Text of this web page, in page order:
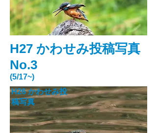
H27 かわせみ投稿写真
No.3
(5/17~)
H26 かわせみ投
稿写真